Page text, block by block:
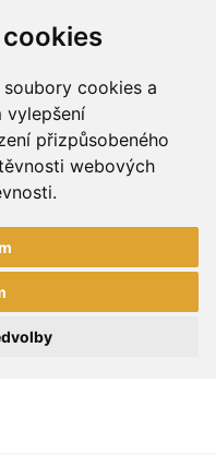
cookies a
vylepšení
přizpůsobeného
webových